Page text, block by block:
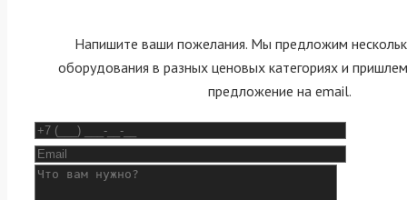
Напишите ваши пожелания. Мы предложим
оборудования в разных ценовых категориях и
предложение на email.